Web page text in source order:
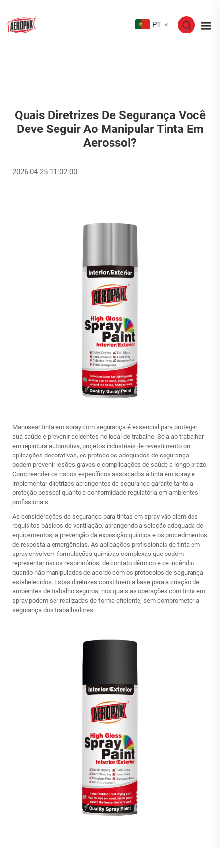
PT
Quais Diretrizes De Segurança Você
Deve Seguir Ao Manipular Tinta Em
Aerossol?
2026-04-25 11:02:00
Manusear tinta em spray com segurança é essencial para proteger
sua saúde e prevenir acidentes no local de trabalho. Seja ao trabalhar
em repintura automotiva, projetos industriais de revestimento ou
aplicações decorativas, os protocolos adequados de segurança
podem prevenir lesões graves e complicações de saúde a longo prazo.
Compreender os riscos específicos associados à tinta em spray e
implementar diretrizes abrangentes de segurança garante tanto a
proteção pessoal quanto a conformidade regulatória em ambientes
profissionais.
As considerações de segurança para tintas em spray vão além dos
requisitos básicos de ventilação, abrangendo a seleção adequada de
equipamentos, a prevenção da exposição química e os procedimentos
de resposta a emergências. As aplicações profissionais de tinta em
spray envolvem formulações químicas complexas que podem
representar riscos respiratórios, de contato dérmico e de incêndio
quando não manipuladas de acordo com os protocolos de segurança
estabelecidos. Estas diretrizes constituem a base para a criação de
ambientes de trabalho seguros, nos quais as operações com tinta em
spray podem ser realizadas de forma eficiente, sem comprometer a
segurança dos trabalhadores.